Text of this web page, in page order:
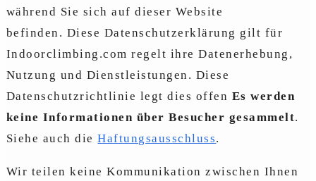
während Sie sich auf dieser Website
befinden. Diese Datenschutzerklärung gilt für
Indoorclimbing.com regelt ihre Datenerhebung,
Nutzung und Dienstleistungen. Diese
Datenschutzrichtlinie legt dies offen Es werden
keine Informationen über Besucher gesammelt.
Siehe auch dieHaftungsausschluss.
Wir teilen keine Kommunikation zwischen Ihnen